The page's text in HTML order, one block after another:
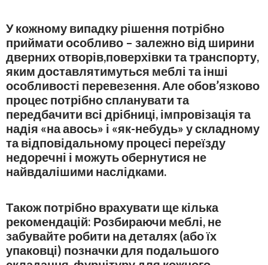
У кожному випадку рішення потрібно
приймати особливо – залежно від ширини
дверних отворів,поверхівки та транспорту,
яким доставлятимуться меблі та інші
особливості перевезення. Але обов’язково
процес потрібно спланувати та
передбачити всі дрібниці, імпровізація та
надія «на авось» і «як-небудь» у складному
та відповідальному процесі переїзду
недоречні і можуть обернутися не
найвдалішими наслідками.
Також потрібно врахувати ще кілька
рекомендацій: Розбираючи меблі, не
забувайте робити на деталях (або їх
упаковці) позначки для подальшого